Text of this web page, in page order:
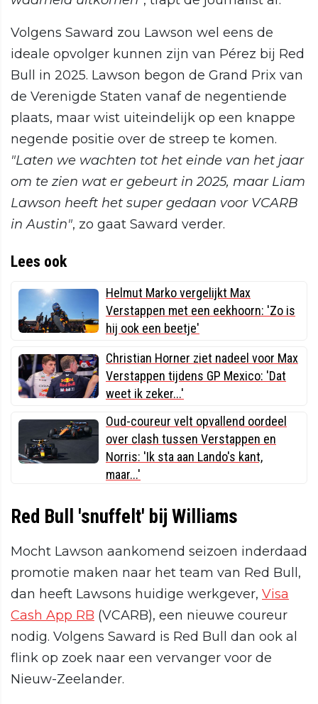
Volgens Saward zou Lawson wel eens de
ideale opvolger kunnen zijn van Pérez bij Red
Bull in 2025. Lawson begon de Grand Prix van
de Verenigde Staten vanaf de negentiende
plaats, maar wist uiteindelijk op een knappe
negende positie over de streep te komen.
"Laten we wachten tot het einde van het jaar
om te zien wat er gebeurt in 2025, maar Liam
Lawson heeft het super gedaan voor VCARB
in Austin", zo gaat Saward verder.
Lees ook
Helmut Marko vergelijkt Max
Verstappen met een eekhoorn: 'Zo is
hij ook een beetje'
Christian Horner ziet nadeel voor Max
Verstappen tijdens GP Mexico: 'Dat
weet ik zeker...'
Oud-coureur velt opvallend oordeel
over clash tussen Verstappen en
Norris: 'Ik sta aan Lando's kant,
maar...'
Red Bull 'snuffelt' bij Williams
Mocht Lawson aankomend seizoen inderdaad
promotie maken naar het team van Red Bull,
dan heeft Lawsons huidige werkgever, Visa
Cash App RB (VCARB), een nieuwe coureur
nodig. Volgens Saward is Red Bull dan ook al
flink op zoek naar een vervanger voor de
Nieuw-Zeelander.